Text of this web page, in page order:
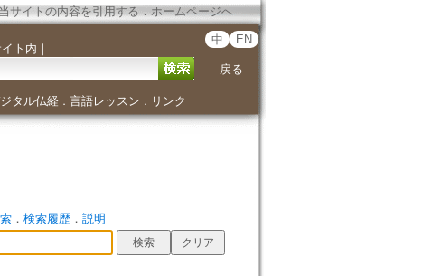
サイトの内容を引用する ． ホームページへ
ト内 ｜
中 EN
戻る
タル仏経． 言語レッスン ． リンク
． 検索履歴． 説明